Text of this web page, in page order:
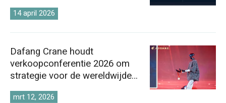
14 april 2026
Dafang Crane houdt
verkoopconferentie 2026 om
strategie voor de wereldwijde
kraanmarkt te versterken.
mrt 12, 2026